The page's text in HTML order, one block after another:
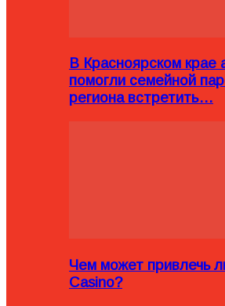
В Красноярском крае
помогли семейной
региона встретить…
Чем может привлечь
Casino?